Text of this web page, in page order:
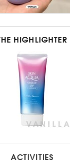
THE HIGHLIGHTER
ACTIVITIES